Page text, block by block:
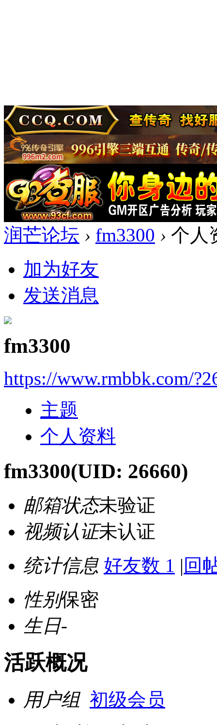
润芒论坛 › fm3300 › 个人
加为好友
发送消息
fm3300
https://www.rmbbk.com/
主题
个人资料
fm3300(UID: 26660)
邮箱状态未验证
视频认证未认证
统计信息 好友数 1 | 回
性别保密
生日-
活跃概况
用户组 初级会员